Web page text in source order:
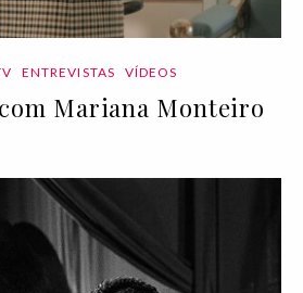
ENTREVISTAS VÍDEOS
Mariana Monteiro